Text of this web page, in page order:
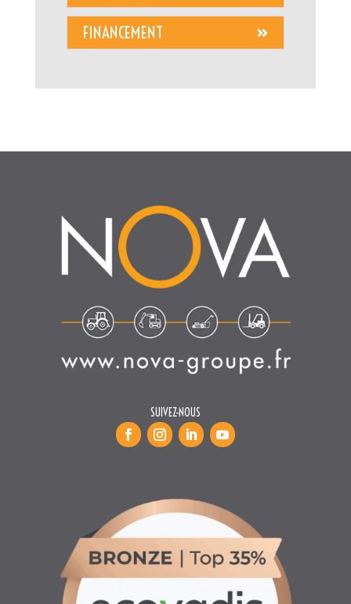
FINANCEMENT
SUIVEZ-NOUS